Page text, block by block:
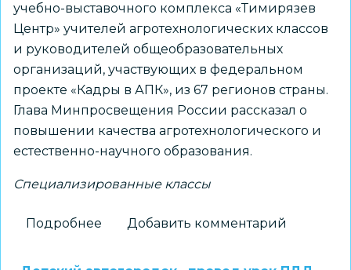
учебно-выставочного комплекса «Тимирязев
Центр» учителей агротехнологических классов
и руководителей общеобразовательных
организаций, участвующих в федеральном
проекте «Кадры в АПК», из 67 регионов страны.
Глава Минпросвещения России рассказал о
повышении качества агротехнологического и
естественно-научного образования.
Специализированные классы
Подробнее Добавить комментарий